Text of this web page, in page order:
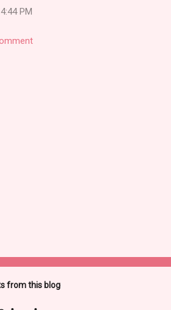
4:44 PM
from this blog